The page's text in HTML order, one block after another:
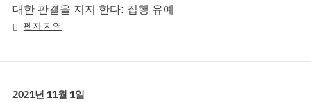
대한 판결을 지지 한다: 집행 유예
펜자 지역
2021년 11월 1일